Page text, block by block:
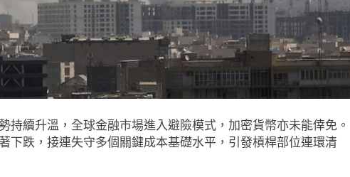
持續升溫，全球金融市場進入避險模式，加密貨幣亦未能倖免。
下跌，接連失守多個關鍵成本基礎水平，引發槓桿部位連環清